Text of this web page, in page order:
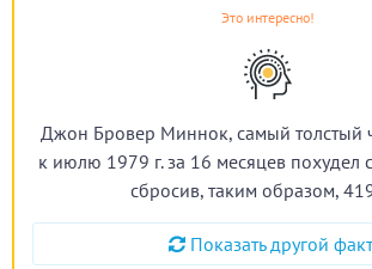
Это интересно!
Джон Бровер Миннок, самый толстый
к июлю 1979 г. за 16 месяцев похудел
сбросив, таким образом,
Показать другой факт